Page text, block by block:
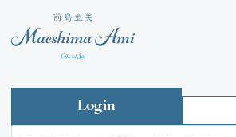
Maeshima Ami Discography
News
Schedule
Login